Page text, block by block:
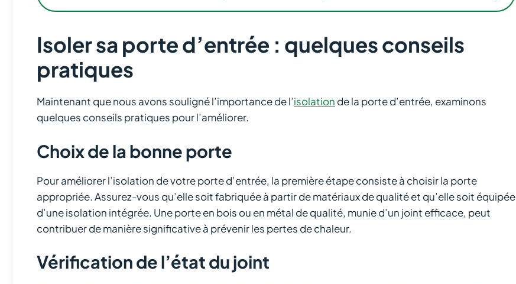
Isoler sa porte d’entrée : quelques conseils
pratiques
Maintenant que nous avons souligné l’importance de l’isolation de la porte d’entrée, examinons
quelques conseils pratiques pour l’améliorer.
Choix de la bonne porte
Pour améliorer l’isolation de votre porte d’entrée, la première étape consiste à choisir la porte
appropriée. Assurez-vous qu’elle soit fabriquée à partir de matériaux de qualité et qu’elle soit équipée
d’une isolation intégrée. Une porte en bois ou en métal de qualité, munie d’un joint efficace, peut
contribuer de manière significative à prévenir les pertes de chaleur.
Vérification de l’état du joint